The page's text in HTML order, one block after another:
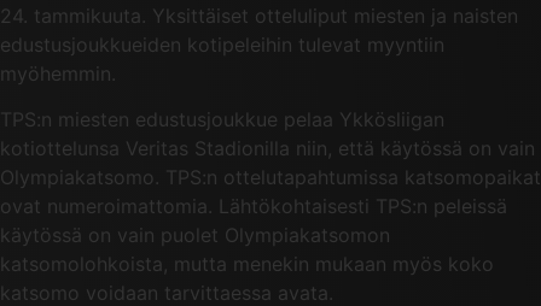
24. tammikuuta. Yksittäiset otteluliput miesten ja naisten
edustusjoukkueiden kotipeleihin tulevat myyntiin
myöhemmin.
TPS:n miesten edustusjoukkue pelaa Ykkösliigan
kotiottelunsa Veritas Stadionilla niin, että käytössä on vain
Olympiakatsomo. TPS:n ottelutapahtumissa katsomopaikat
ovat numeroimattomia. Lähtökohtaisesti TPS:n peleissä
käytössä on vain puolet Olympiakatsomon
katsomolohkoista, mutta menekin mukaan myös koko
katsomo voidaan tarvittaessa avata.